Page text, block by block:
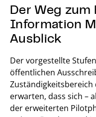
Der Weg zum
Information
Ausblick
Der vorgestellte
öffentlichen
Zuständigkeitsbereich
erwarten, dass sich –
der erweiterten